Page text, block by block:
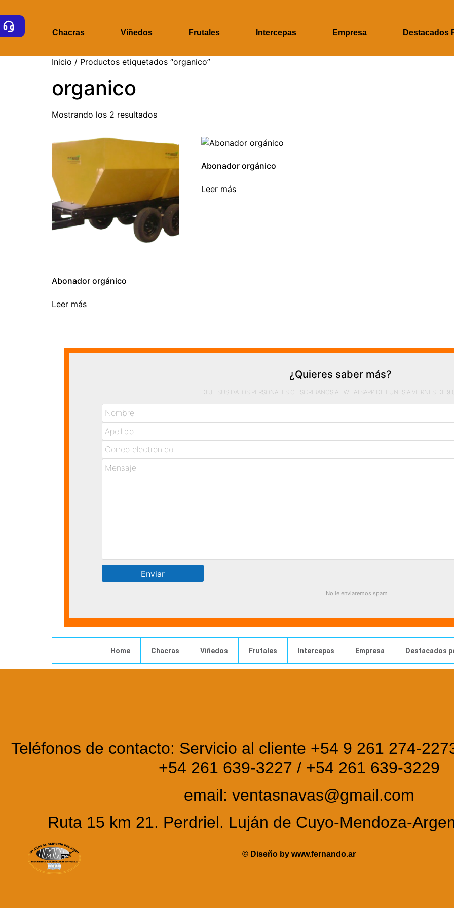
Chacras Viñedos Frutales Intercepas Empresa Destacados
Inicio / Productos etiquetados “organico”
organico
Mostrando los 2 resultados
Abonador orgánico
Leer más
Abonador orgánico
Leer más
¿Quieres saber más?
DEJE SUS DATOS PERSONALES O ESCRIBANOS AL WHATSAPP DE LUNES A VIERNES DE
No le enviaremos spam
Home Chacras Viñedos Frutales Intercepas Empresa Destacados
Teléfonos de contacto: Servicio al cliente +54 9 261 274-
+54 261 639-3227 / +54 261 639-3229
email: ventasnavas@gmail.com
Ruta 15 km 21. Perdriel. Luján de Cuyo-Mendoza-
© Diseño by www.fernando.ar